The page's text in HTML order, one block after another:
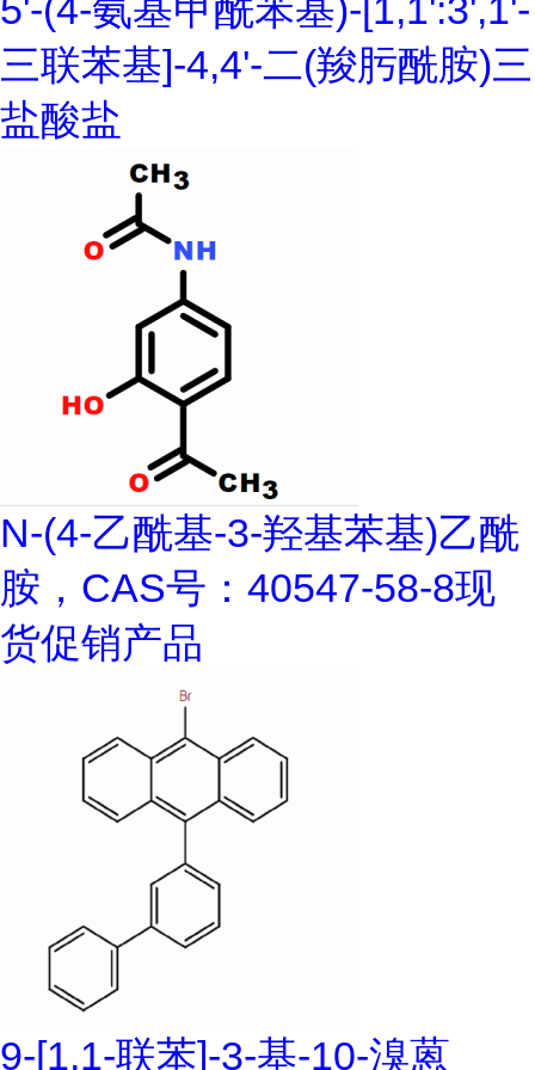
5'-(4-氨基甲酰苯基)-[1,1':3',1'-
三联苯基]-4,4'-二(羧肟酰胺)三
盐酸盐
N-(4-乙酰基-3-羟基苯基)乙酰
胺，CAS号：40547-58-8现
货促销产品
9-[1,1-联苯]-3-基-10-溴蒽